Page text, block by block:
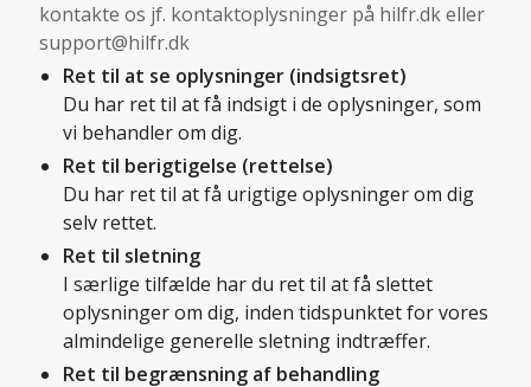
kontakte os jf. kontaktoplysninger på hilfr.dk eller
support@hilfr.dk
Ret til at se oplysninger (indsigtsret)
Du har ret til at få indsigt i de oplysninger, som
vi behandler om dig.
Ret til berigtigelse (rettelse)
Du har ret til at få urigtige oplysninger om dig
selv rettet.
Ret til sletning
I særlige tilfælde har du ret til at få slettet
oplysninger om dig, inden tidspunktet for vores
almindelige generelle sletning indtræffer.
Ret til begrænsning af behandling